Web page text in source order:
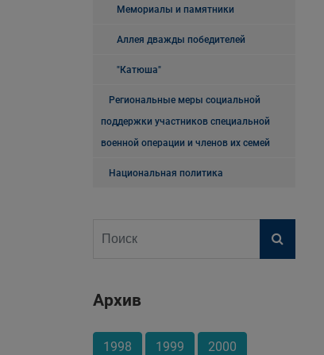
Мемориалы и памятники
Аллея дважды победителей
"Катюша"
Региональные меры социальной
поддержки участников специальной
военной операции и членов их семей
Национальная политика
Архив
1998 1999 2000